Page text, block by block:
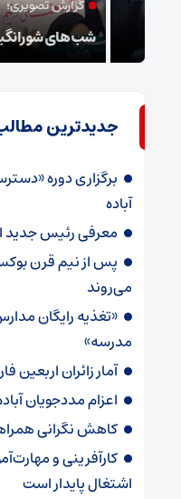
گزارش تصویری؛
شب‌های شورانگیز تجمع
جدیدترین
برگزاری دوره
آباده
معرفی رئیس جدید
پس از نیم قرن
می‌روند
«تغذیه رایگان
مدرسه»
آمار زائران اربعین فارس از ۱۳۶
اعزام مددجویان
کاهش نگرانی
کارآفرینی و
اشتغال پایدار است